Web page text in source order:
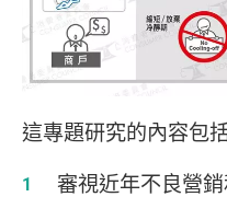
這專題研究的內容包
審視近年不良營